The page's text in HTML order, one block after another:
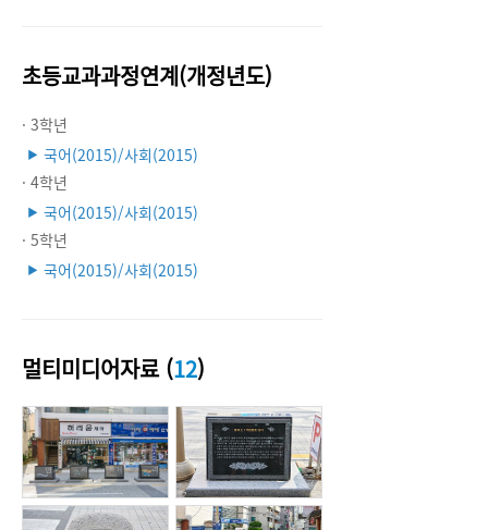
초등교과과정연계(개정년도)
· 3학년
▶ 국어(2015)/사회(2015)
· 4학년
▶ 국어(2015)/사회(2015)
· 5학년
▶ 국어(2015)/사회(2015)
멀티미디어자료 (12)